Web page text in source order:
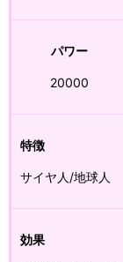
パワー
20000
特徴
サイヤ人/地球人
効果